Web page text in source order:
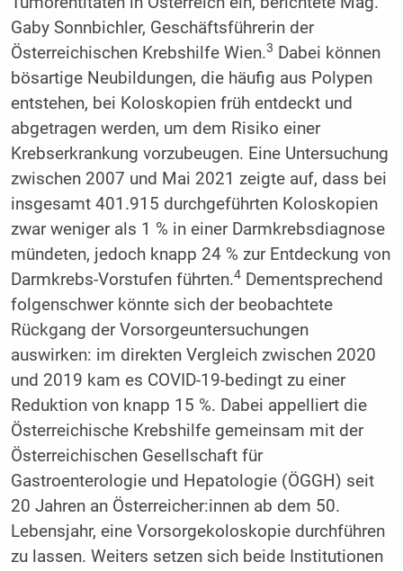
Gaby Sonnbichler, Geschäftsführerin der
Österreichischen Krebshilfe Wien.3 Dabei können
bösartige Neubildungen, die häufig aus Polypen
entstehen, bei Koloskopien früh entdeckt und
abgetragen werden, um dem Risiko einer
Krebserkrankung vorzubeugen. Eine Untersuchung
zwischen 2007 und Mai 2021 zeigte auf, dass bei
insgesamt 401.915 durchgeführten Koloskopien
zwar weniger als 1 % in einer Darmkrebsdiagnose
mündeten, jedoch knapp 24 % zur Entdeckung von
Darmkrebs-Vorstufen führten.4Dementsprechend
folgenschwer könnte sich der beobachtete
Rückgang der Vorsorgeuntersuchungen
auswirken: im direkten Vergleich zwischen 2020
und 2019 kam es COVID-19-bedingt zu einer
Reduktion von knapp 15 %. Dabei appelliert die
Österreichische Krebshilfe gemeinsam mit der
Österreichischen Gesellschaft für
Gastroenterologie und Hepatologie (ÖGGH) seit
20 Jahren an Österreicher:innen ab dem 50.
Lebensjahr, eine Vorsorgekoloskopie durchführen
zu lassen. Weiters setzen sich beide Institutionen